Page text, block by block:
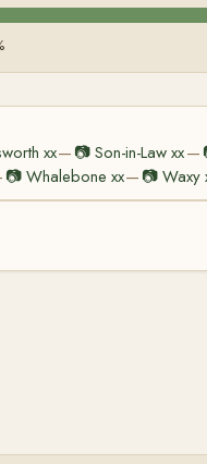
xx— 📷Son-in-Law xx—
📷 Whalebone xx— 📷 Waxy